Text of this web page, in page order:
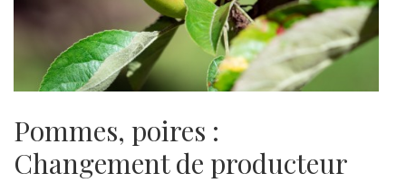
Pommes, poires :
Changement de producteur